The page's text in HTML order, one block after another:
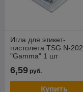
Игла для этикет-
пистолета TSG N-202
"Gamma" 1 шт
6,59 руб.
Купить